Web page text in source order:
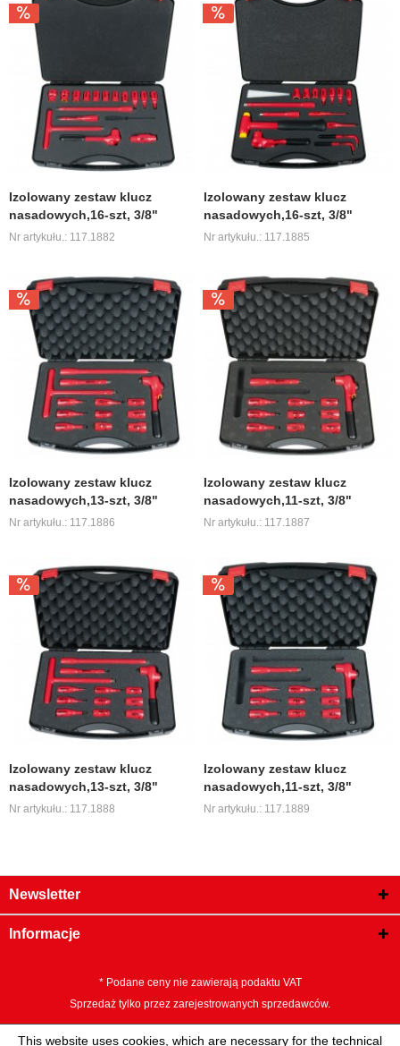
Izolowany zestaw klucz
nasadowych,16-szt, 3/8"
Nr artykułu.: 117.1882
Izolowany zestaw klucz
nasadowych,16-szt, 3/8"
Nr artykułu.: 117.1885
Izolowany zestaw klucz
nasadowych,13-szt, 3/8"
Nr artykułu.: 117.1886
Izolowany zestaw klucz
nasadowych,11-szt, 3/8"
Nr artykułu.: 117.1887
Izolowany zestaw klucz
nasadowych,13-szt, 3/8"
Nr artykułu.: 117.1888
Izolowany zestaw klucz
nasadowych,11-szt, 3/8"
Nr artykułu.: 117.1889
Newsletter
Informacje
* Podane ceny nie zawierają podaktu VAT
Sprzedaż tylko przez zarejestrowanych sprzedawców.
This website uses cookies, which are necessary for the technical